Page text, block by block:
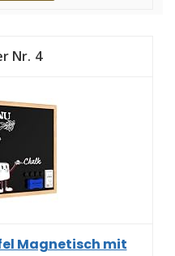
4
Magnetisch mit